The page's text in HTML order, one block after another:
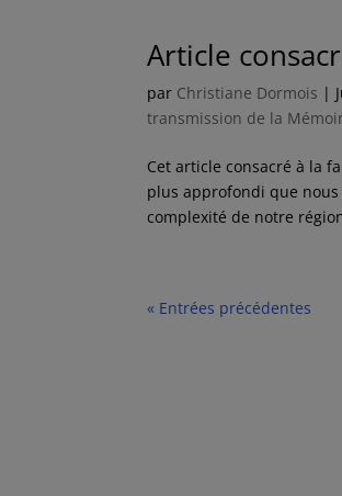
Article
par Christiane Dormois |
transmission de la
Cet article consacré à la
plus approfondi que
complexité de notre
« Entrées précédentes